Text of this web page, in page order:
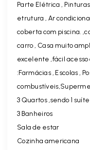
Parte Elétrica ,
etrutura , Ar
coberta com piscina.
carro , Casa muito
excelente ,fácil acesso
:Farmácias , Escolas ,
3 Quartos ,sendo 1 suíte
3 Banheiros
Sala de estar
Cozinha americana